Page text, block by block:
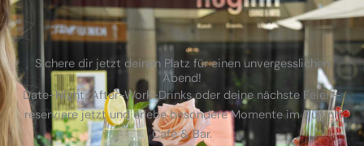
Sichere dir jetzt deinen Platz für einen unvergesslichen
Abend!
Date-Night, After-Work-Drinks oder deine nächste Feier –
reserviere jetzt und erlebe besondere Momente im Huginn
Café & Bar.